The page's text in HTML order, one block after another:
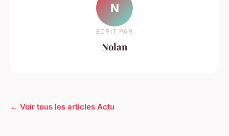
N
ECRIT PAR
Nolan
← Voir tous les articles Actu